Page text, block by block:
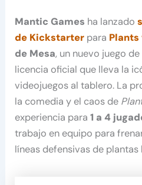
Mantic Games ha lanzado
de Kickstarter para Plants
de Mesa, un nuevo juego
licencia oficial que lleva la
videojuegos al tablero. La
la comedia y el caos de
experiencia para1 a 4
trabajo en equipo para
líneas defensivas de